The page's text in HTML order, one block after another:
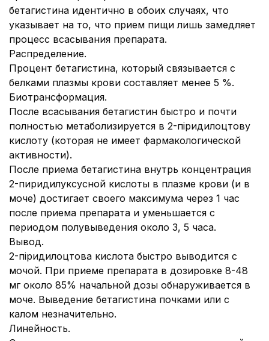
бетагистина идентично в обоих случаях, что
указывает на то, что прием пищи лишь замедляет
процесс всасывания препарата.
Распределение.
Процент бетагистина, который связывается с
белками плазмы крови составляет менее 5 %.
Биотрансформация.
После всасывания бетагистин быстро и почти
полностью метаболизируется в 2-піридилоцтову
кислоту (которая не имеет фармакологической
активности).
После приема бетагистина внутрь концентрация
2-пиридилуксусной кислоты в плазме крови (и в
моче) достигает своего максимума через 1 час
после приема препарата и уменьшается с
периодом полувыведения около 3, 5 часа.
Вывод.
2-піридилоцтова кислота быстро выводится с
мочой. При приеме препарата в дозировке 8-48
мг около 85% начальной дозы обнаруживается в
моче. Выведение бетагистина почками или с
калом незначительно.
Линейность.